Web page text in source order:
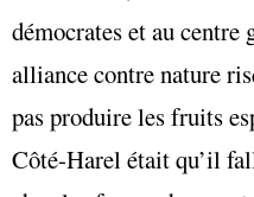
démocrates et au centre
alliance contre nature
pas produire les fruits
Côté-Harel était qu’il